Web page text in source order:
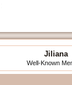
Jiliana
Well-Known